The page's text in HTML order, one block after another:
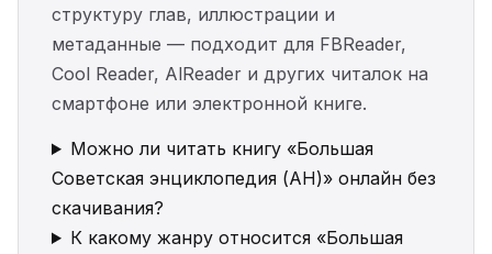
структуру глав, иллюстрации и
метаданные — подходит для FBReader,
Cool Reader, AlReader и других читалок на
смартфоне или электронной книге.
Можно ли читать книгу «Большая
Советская энциклопедия (АН)» онлайн без
скачивания?
К какому жанру относится «Большая